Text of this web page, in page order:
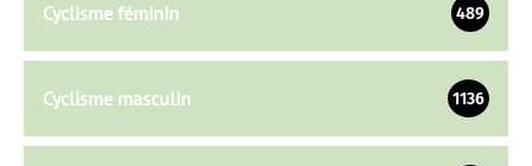
Cyclisme féminin 489
Cyclisme masculin 1136